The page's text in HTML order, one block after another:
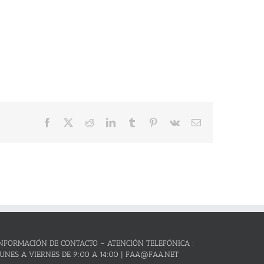
Facebook RedditLinkedInTumblr Pinterest
Vk
Correo
DE CONTACTO – ATENCIÓN TELEFÓNICA :
A VIERNES DE 9:00 A 14:00 | FAA@FAA.NET